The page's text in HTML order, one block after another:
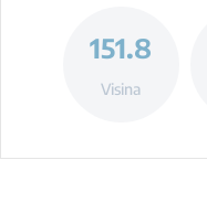
151.8
Visina